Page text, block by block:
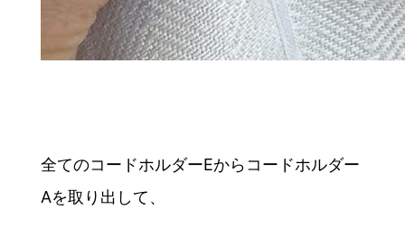
全てのコードホルダーEからコードホルダー
Aを取り出して、